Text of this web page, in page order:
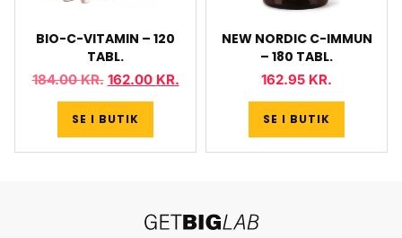
BIO-C-VITAMIN – 120
TABL.
184.00KR. 162.00 KR.
SE I BUTIK
NEW NORDIC C-IMMUN
– 180 TABL.
162.95 KR.
SE I BUTIK